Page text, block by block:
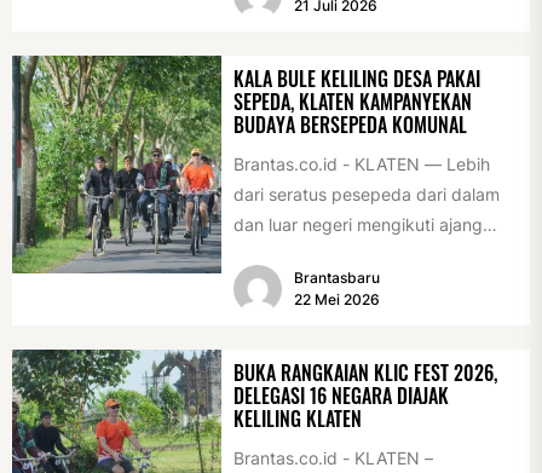
diserahkan sebagai...
21 Juli 2026
KALA BULE KELILING DESA PAKAI
SEPEDA, KLATEN KAMPANYEKAN
BUDAYA BERSEPEDA KOMUNAL
Brantas.co.id - KLATEN — Lebih
dari seratus pesepeda dari dalam
dan luar negeri mengikuti ajang
Association Rally...
Brantasbaru
22 Mei 2026
BUKA RANGKAIAN KLIC FEST 2026,
DELEGASI 16 NEGARA DIAJAK
KELILING KLATEN
Brantas.co.id - KLATEN –